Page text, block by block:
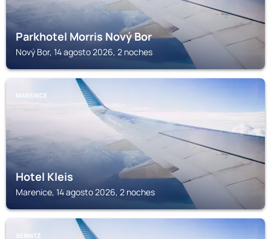
Parkhotel Morris Nový Bor
Nový Bor, 14 agosto 2026, 2 noches
MARENICE
Hotel Kleis
Marenice, 14 agosto 2026, 2 noches
SEBNITZ